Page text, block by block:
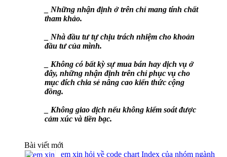
_ Những nhận định ở trên chỉ mang tính chất
tham khảo.
_ Nhà đầu tư tự chịu trách nhiệm cho khoản
đầu tư của mình.
_ Không có bất kỳ sự mua bán hay dịch vụ ở
đây, những nhận định trên chỉ phục vụ cho
mục đích chia sẻ nâng cao kiến thức cộng
đồng.
_ Không giao dịch nếu không kiểm soát được
cảm xúc và tiền bạc.
Bài viết mới
em xin hỏi về code chart Index của nhóm ngành